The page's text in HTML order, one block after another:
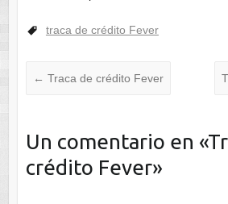
traca de crédito Fever
← Traca de crédito Fever
Un comentario en «
crédito Fever»